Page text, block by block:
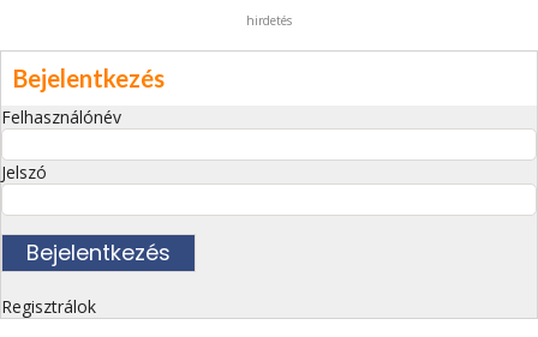
hirdetés
Bejelentkezés
Felhasználónév
Jelszó
Regisztrálok